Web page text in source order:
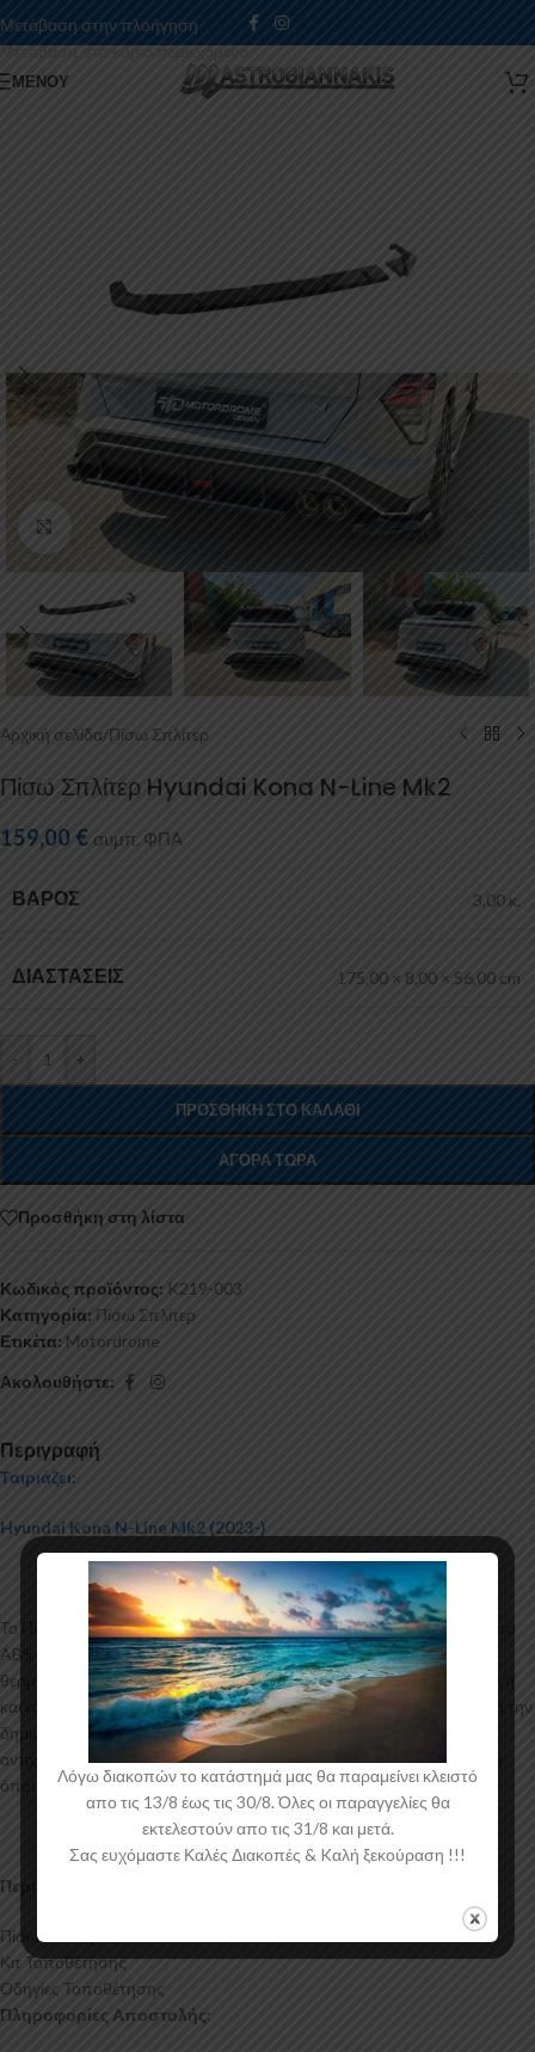
Μετάβαση στην πλοήγηση
Μετάβαση στο κύριο περιεχόμενο
ΜΕΝΟΎ
Κάντε κλικ για μεγέθυνση
Αρχική σελίδα/Πίσω Σπλίτερ
Πίσω Σπλίτερ Hyundai Kona N-Line Mk2
159,00 € συμπ. ΦΠΑ
ΒΆΡΟΣ 3,00 κ.
ΔΙΑΣΤΆΣΕΙΣ 175,00 × 8,00 × 56,00 cm
- +
ΠΡΟΣΘΉΚΗ ΣΤΟ ΚΑΛΆΘΙ
ΑΓΟΡΆ ΤΏΡΑ
Προσθήκη στη λίστα
Κωδικός προϊόντος: K219-003
Κατηγορία: Πίσω Σπλίτερ
Ετικέτα: Motordrome
Ακολουθήστε:
Περιγραφή
Ταιριάζει:
Hyundai Kona N-Line Mk2 (2023-)
Το Πίσω Σπλίτερ για το Hyundai Kona N-Line Mk2 κατασκευάζεται από
ABS Πλαστικό υψηλής ποιότητας και αισθητικής σε μηχανές
θερμοδιαμόρφωσης τελευταίας τεχνολογίας έχοντας άψογη εφαρμογή
και εύκολη τοποθέτηση. Το υλικό πλαστικού που χρησιμοποιείται για την
δημιουργία προϊόντων έρχεται σε Μαύρο Γυαλιστερό χρώμα και με
αντιχαρακτική επιφάνεια. Συνοδεύεται από προστατευτική μεμβράνη
όπου αφαιρείται πριν την τοποθέτηση.
Περιεχόμενα Συσκευασίας:
Πίσω Σπλίτερ Hyundai Kona N-Line Mk2
Κιτ Τοποθέτησης
Οδηγίες Τοποθέτησης
Πληροφορίες Αποστολής:
Λόγω διακοπών το κατάστημά μας θα παραμείνει κλειστό
απο τις 13/8 έως τις 30/8. Όλες οι παραγγελίες θα
εκτελεστούν απο τις 31/8 και μετά.
Σας ευχόμαστε Καλές Διακοπές & Kαλή ξεκούραση !!!